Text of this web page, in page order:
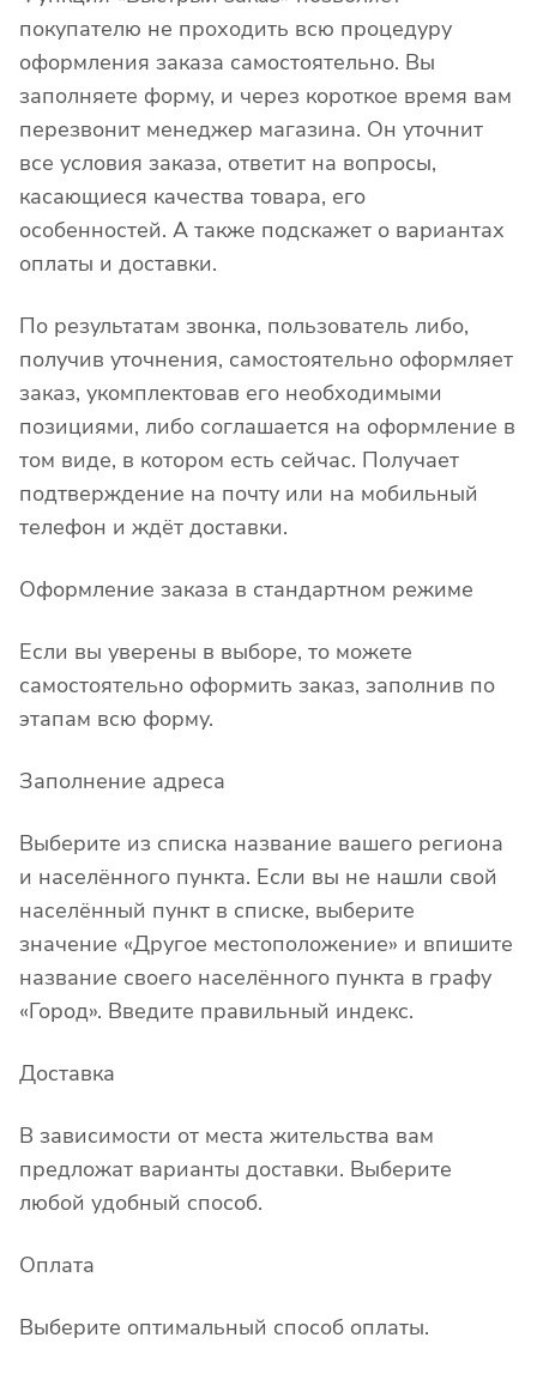
покупателю не проходить всю процедуру
оформления заказа самостоятельно. Вы
заполняете форму, и через короткое время вам
перезвонит менеджер магазина. Он уточнит
все условия заказа, ответит на вопросы,
касающиеся качества товара, его
особенностей. А также подскажет о вариантах
оплаты и доставки.
По результатам звонка, пользователь либо,
получив уточнения, самостоятельно оформляет
заказ, укомплектовав его необходимыми
позициями, либо соглашается на оформление в
том виде, в котором есть сейчас. Получает
подтверждение на почту или на мобильный
телефон и ждёт доставки.
Оформление заказа в стандартном режиме
Если вы уверены в выборе, то можете
самостоятельно оформить заказ, заполнив по
этапам всю форму.
Заполнение адреса
Выберите из списка название вашего региона
и населённого пункта. Если вы не нашли свой
населённый пункт в списке, выберите
значение «Другое местоположение» и впишите
название своего населённого пункта в графу
«Город». Введите правильный индекс.
Доставка
В зависимости от места жительства вам
предложат варианты доставки. Выберите
любой удобный способ.
Оплата
Выберите оптимальный способ оплаты.